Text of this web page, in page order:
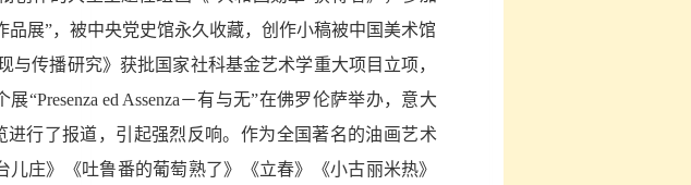
展”，被中央党史馆永久收藏，创作小稿被中国美术馆
传播研究》获批国家社科基金艺术学重大项目立项，
ed Assenza－有与无”在佛罗伦萨举办，意大
进行了报道，引起强烈反响。作为全国著名的油画艺术
庄》《吐鲁番的葡萄熟了》《立春》《小古丽米热》